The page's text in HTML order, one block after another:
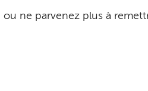
ou ne parvenez plus à